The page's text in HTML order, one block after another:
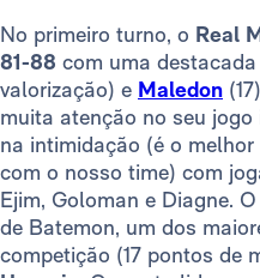
No primeiro turno, o Real
81-88 com uma
valorização) e Maledon
muita atenção no seu
na intimidação (é o
com o nosso time) com
Ejim, Goloman e Diagne.
de Batemon, um dos
competição (17 pontos de